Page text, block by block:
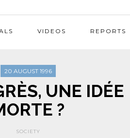
VIDEOS REPORTS
20 AUGUST 1996
UNE IDÉE
?
SOCIETY